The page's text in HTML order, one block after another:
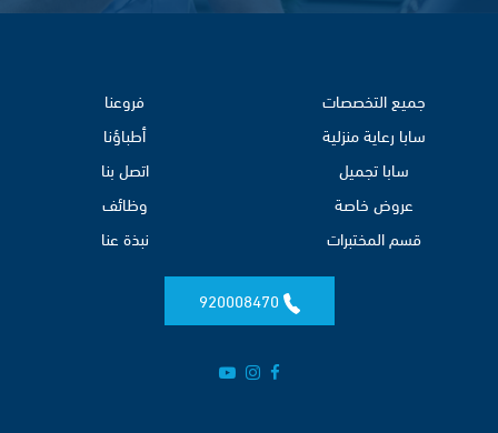
جميع التخصصات
سابا رعاية منزلية
سابا تجميل
عروض خاصة
قسم المختبرات
فروعنا
أطباؤنا
اتصل بنا
وظائف
نبذة عنا